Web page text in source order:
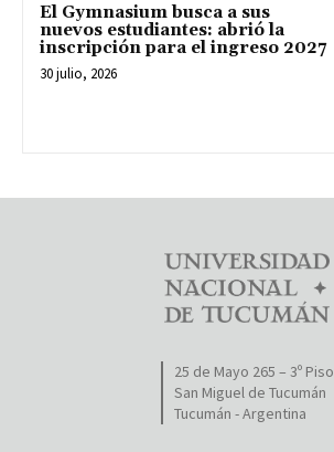
El Gymnasium busca a sus
nuevos estudiantes: abrió la
inscripción para el ingreso 2027
30 julio, 2026
25 de Mayo 265 – 3º Piso
San Miguel de Tucumán
Tucumán - Argentina